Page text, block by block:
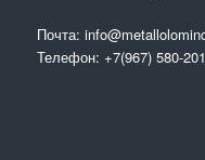
Почта:
Телефон: +7(967) 580-